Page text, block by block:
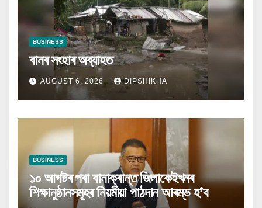
BUSINESS
বানৰ সংহাৰ অব্যাহত
AUGUST 6, 2026 DIPSHIKHA
BUSINESS
১০ আগষ্টৰ পৰা বানাক্ৰান্ত জিলাকেইখনৰ
শিক্ষানুষ্ঠানসমূহৰ নিয়মীয়া পাঠদান আৰম্ভ হ’ব